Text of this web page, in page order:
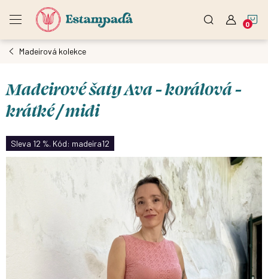
Madeirová kolekce
Madeirové šaty Ava - korálová -
krátké / midi
Sleva 12 %. Kód: madeira12